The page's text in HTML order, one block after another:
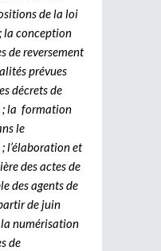
de la loi
la conception
de reversement
prévues
décrets de
; la formation
le
l’élaboration et
des actes de
des agents de
de juin
numérisation
de